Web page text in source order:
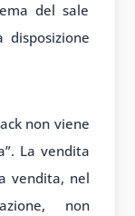
del sale
non viene
La vendita
vendita, nel
non